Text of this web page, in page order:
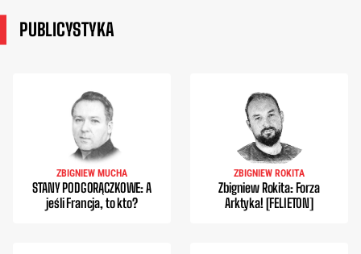
PUBLICYSTYKA
ZBIGNIEW MUCHA
STANY PODGORĄCZKOWE: A
jeśli Francja, to kto?
ZBIGNIEW ROKITA
Zbigniew Rokita: Forza
Arktyka! [FELIETON]